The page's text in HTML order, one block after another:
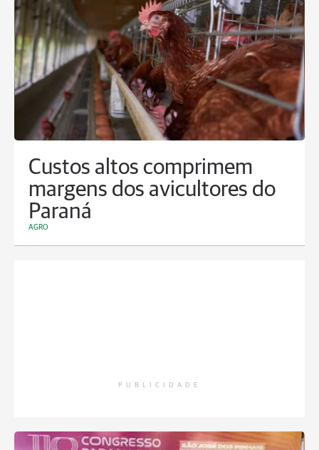
Custos altos comprimem
margens dos avicultores do
Paraná
AGRO
PUBLICIDADE